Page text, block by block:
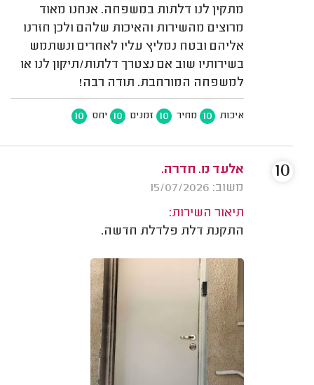
מתקין לנו דלתות במשפחה. אנחנו מאוד
מרוצים מהשירות והאיכות שלהם ולכן חזרנו
אליהם ובטח נמליץ עליו לאחרים ונשתמש
בשירותיו שוב אם נצטרך דלתות/תיקון לנו או
למשפחה המורחבת. תודה רבה!
איכות 10 מחיר 10 זמנים 10 יחס 10
אלעד מ. חדרה.
משוב: 15/07/2026
תיאור השירות:
התקנת דלת פלדלת חדשה.
10